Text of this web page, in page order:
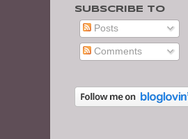
SUBSCRIBE TO
Posts
Comments